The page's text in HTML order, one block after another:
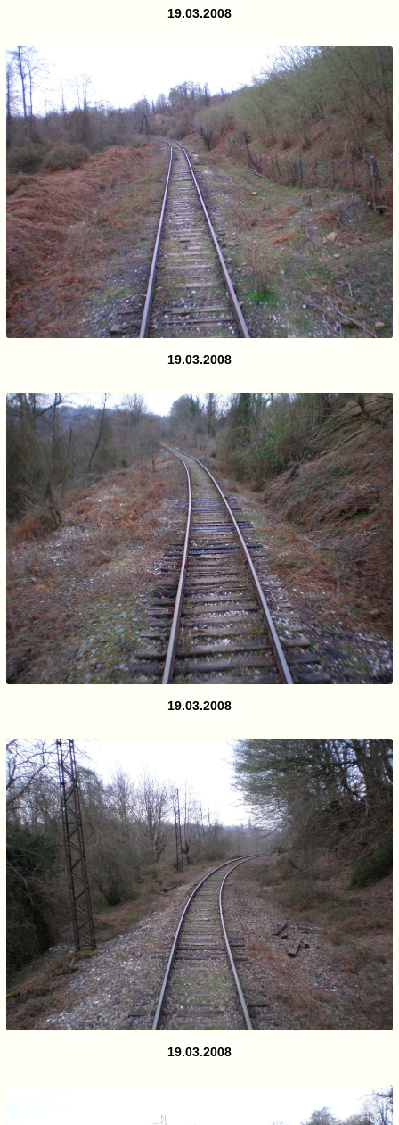
19.03.2008
19.03.2008
19.03.2008
19.03.2008